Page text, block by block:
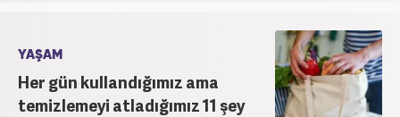
YAŞAM
Her gün kullandığımız ama
temizlemeyi atladığımız 11 şey